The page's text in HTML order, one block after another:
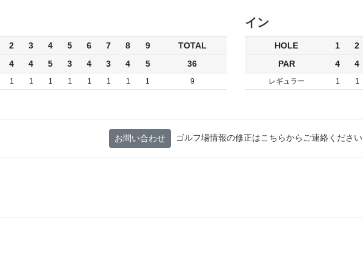
2 3 4 5 6 7 8 9
TOTAL
4 4 5 3 4 3 4 5 36
1 1 1 1 1 1 1 1 9
イン
HOLE 1 2
PAR
4 4
レギュラー 1 1
お問い合わせ ゴルフ場情報の修正はこちらからご連絡ください